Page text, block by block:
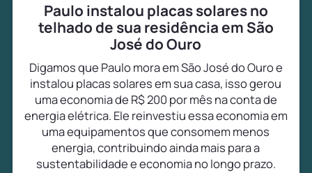
Paulo instalou placas solares no
telhado de sua residência em São
José do Ouro
Digamos que Paulo mora em São José do Ouro e
instalou placas solares em sua casa, isso gerou
uma economia de R$ 200 por mês na conta de
energia elétrica. Ele reinvestiu essa economia em
uma equipamentos que consomem menos
energia, contribuindo ainda mais para a
sustentabilidade e economia no longo prazo.